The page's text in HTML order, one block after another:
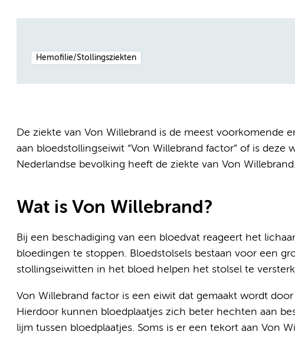
Hemofilie/Stollingsziekten
De ziekte van Von Willebrand is de meest voorkomende
aan bloedstollingseiwit “Von Willebrand factor” of is deze
Nederlandse bevolking heeft de ziekte van Von
Wat is Von Willebrand?
Bij een beschadiging van een bloedvat reageert het
bloedingen te stoppen. Bloedstolsels bestaan voor een
stollingseiwitten in het bloed helpen het stolsel te
Von Willebrand factor is een eiwit dat gemaakt wordt
Hierdoor kunnen bloedplaatjes zich beter hechten aan
lijm tussen bloedplaatjes. Soms is er een tekort aan Von